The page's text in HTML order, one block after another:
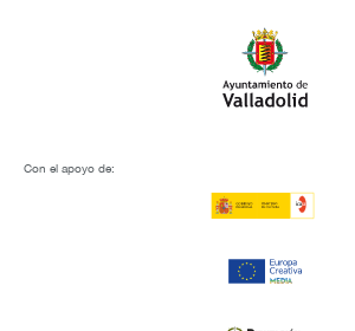
Con el apoyo de: